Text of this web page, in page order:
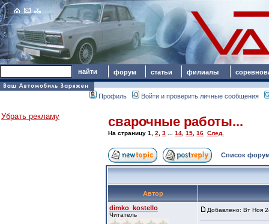
форум статьи филиалы
Профиль Войти и проверить личные сообщения
Убрать рекламу сварочные работы...
На страницу 1 2 3 14 15 16 След.
Список
Автор
dimko_kostello
Читатель
Добавлено: Вт Ноя